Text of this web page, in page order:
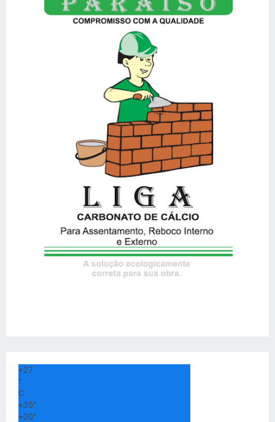
+27
°
C
+35°
+20°